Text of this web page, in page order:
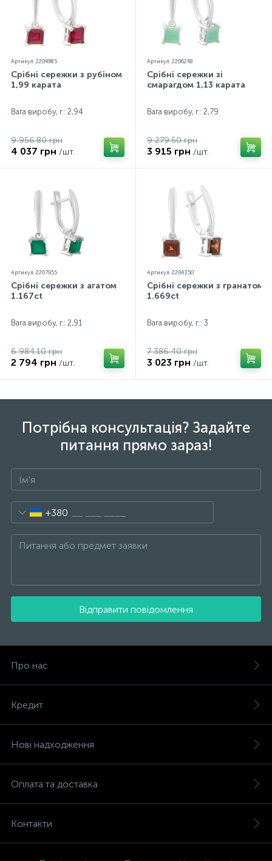
Артикул: 2204985
Срібні сережки з рубіном
1,99 карата
Вага виробу, г.: 2,94
9 956.80 грн
4 037 грн /шт.
Артикул: 2206248
Срібні сережки зі
смарагдом 1,13 карата
Вага виробу, г.: 2,79
9 279.50 грн
3 915 грн /шт.
Артикул: 2207955
Срібні сережки з агатом
1.167ct
Вага виробу, г.: 2,91
6 984.10 грн
2 794 грн /шт.
Артикул: 2204350
Срібні сережки з гранатом
1.669ct
Вага виробу, г.: 3
7 386.40 грн
3 023 грн /шт.
Потрібна консультація? Задайте
питання прямо зараз!
+380
Відправити повідомлення
Про нас
Кредит
Нові надходження
Оплата та доставка
Контакти